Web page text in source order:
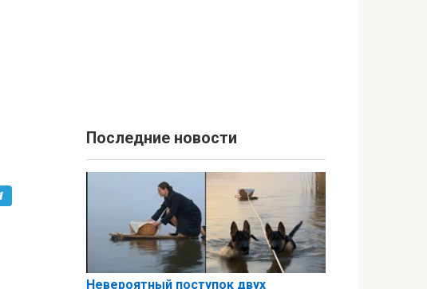
Последние новости
Невероятный поступок двух